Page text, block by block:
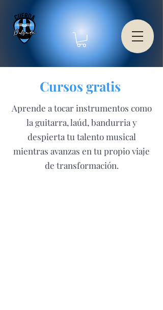
Cursos gratis
Aprende a tocar instrumentos como
la guitarra, laúd, bandurria y
despierta tu talento musical
mientras avanzas en tu propio viaje
de transformación.